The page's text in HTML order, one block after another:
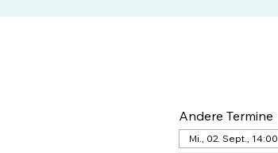
Andere Termine
Mi., 02. Sept., 14:00